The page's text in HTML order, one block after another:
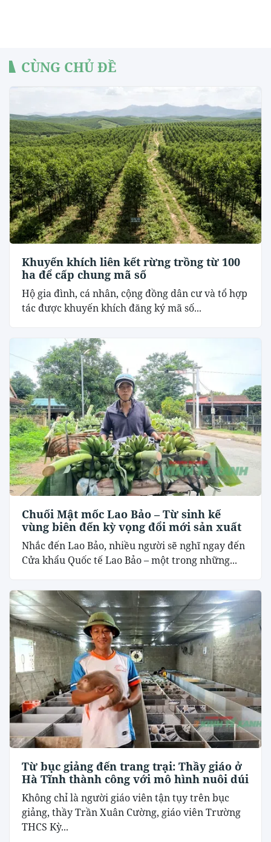
CÙNG CHỦ ĐỀ
Khuyến khích liên kết rừng trồng từ 100
ha để cấp chung mã số
Hộ gia đình, cá nhân, cộng đồng dân cư và tổ hợp
tác được khuyến khích đăng ký mã số...
Chuối Mật mốc Lao Bảo – Từ sinh kế
vùng biên đến kỳ vọng đổi mới sản xuất
Nhắc đến Lao Bảo, nhiều người sẽ nghĩ ngay đến
Cửa khẩu Quốc tế Lao Bảo – một trong những...
Từ bục giảng đến trang trại: Thầy giáo ở
Hà Tĩnh thành công với mô hình nuôi dúi
Không chỉ là người giáo viên tận tụy trên bục
giảng, thầy Trần Xuân Cường, giáo viên Trường
THCS Kỳ...